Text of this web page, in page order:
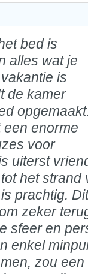
bed is
alles wat je
is
de kamer
een enorme
voor
uiterst
het strand
prachtig.
zeker
sfeer en
enkel
zou